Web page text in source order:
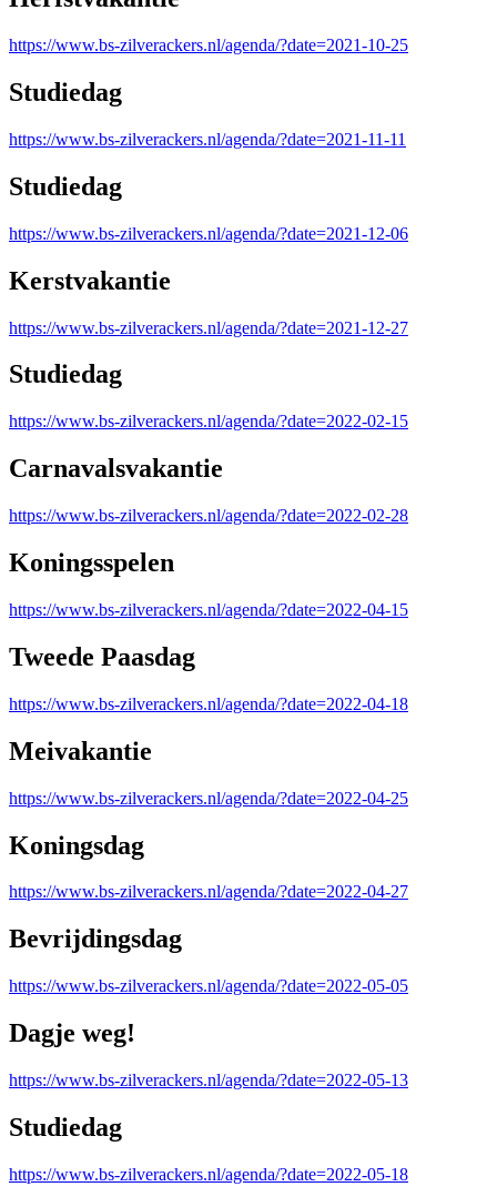
https://www.bs-zilverackers.nl/agenda/?date=2021-10-25
Studiedag
https://www.bs-zilverackers.nl/agenda/?date=2021-11-11
Studiedag
https://www.bs-zilverackers.nl/agenda/?date=2021-12-06
Kerstvakantie
https://www.bs-zilverackers.nl/agenda/?date=2021-12-27
Studiedag
https://www.bs-zilverackers.nl/agenda/?date=2022-02-15
Carnavalsvakantie
https://www.bs-zilverackers.nl/agenda/?date=2022-02-28
Koningsspelen
https://www.bs-zilverackers.nl/agenda/?date=2022-04-15
Tweede Paasdag
https://www.bs-zilverackers.nl/agenda/?date=2022-04-18
Meivakantie
https://www.bs-zilverackers.nl/agenda/?date=2022-04-25
Koningsdag
https://www.bs-zilverackers.nl/agenda/?date=2022-04-27
Bevrijdingsdag
https://www.bs-zilverackers.nl/agenda/?date=2022-05-05
Dagje weg!
https://www.bs-zilverackers.nl/agenda/?date=2022-05-13
Studiedag
https://www.bs-zilverackers.nl/agenda/?date=2022-05-18